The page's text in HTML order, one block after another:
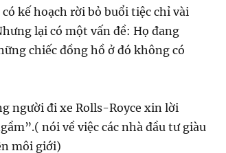
kế hoạch rời bỏ buổi tiệc chỉ vài
lại có một vấn đề: Họ đang
chiếc đồng hồ ở đó không có
người đi xe Rolls-Royce xin lời
nói về việc các nhà đầu tư giàu
môi giới)